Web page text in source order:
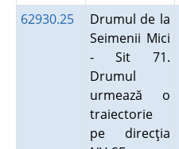
62930.25
Drumul de la
Seimenii Mici
- Sit 71.
Drumul
urmează o
traiectorie
pe direcţia